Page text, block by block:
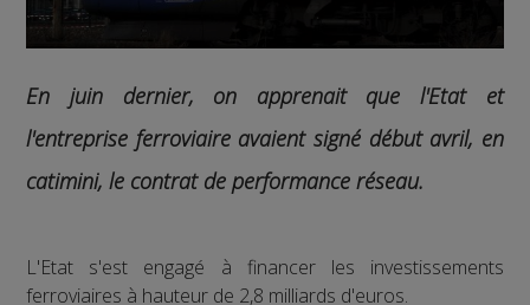
En juin dernier, on apprenait que l'Etat et
l'entreprise ferroviaire avaient signé début avril, en
catimini, le contrat de performance réseau.
L'Etat s'est engagé à financer les investissements
ferroviaires à hauteur de 2,8 milliards d'euros.